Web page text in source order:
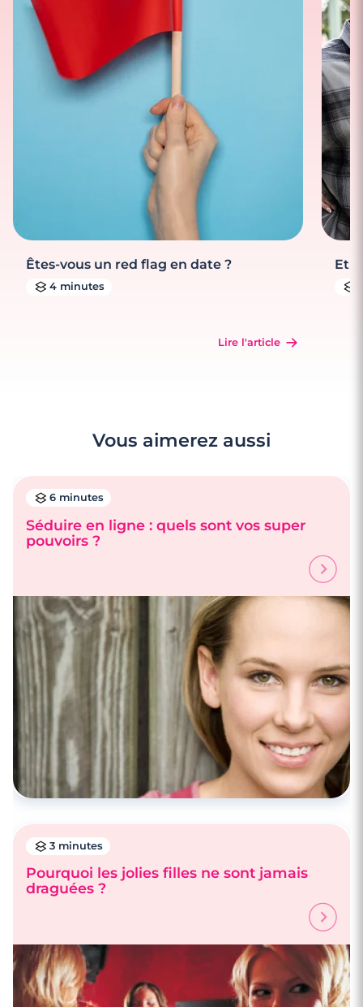
Êtes-vous un red flag en date ?
4 minutes
Lire l'article
Et
Vous aimerez aussi
6 minutes
Séduire en ligne : quels sont vos super
pouvoirs ?
3 minutes
Pourquoi les jolies filles ne sont jamais
draguées ?